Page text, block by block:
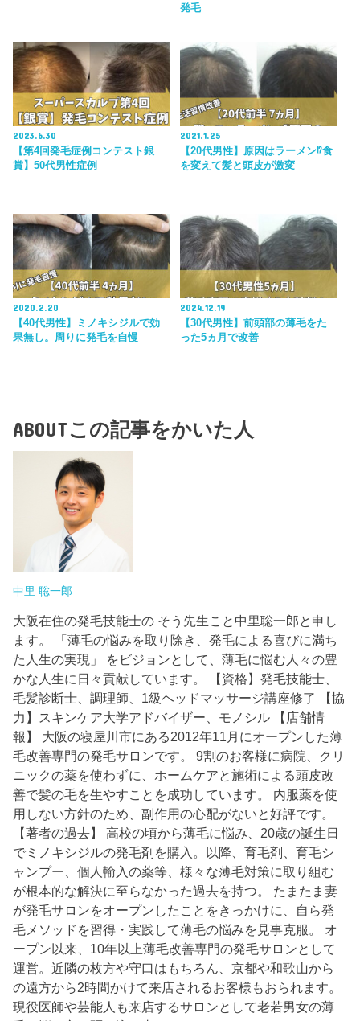
発毛
2023.6.30
【第4回発毛症例コンテスト銀
賞】50代男性症例
2021.1.25
【20代男性】原因はラーメン⁉食
を変えて髪と頭皮が激変
2020.2.20
【40代男性】ミノキシジルで効
果無し。周りに発毛を自慢
2024.12.19
【30代男性】前頭部の薄毛をた
った5ヵ月で改善
ABOUTこの記事をかいた人
中里 聡一郎
大阪在住の発毛技能士の そう先生こと中里聡一郎と申し
ます。 「薄毛の悩みを取り除き、発毛による喜びに満ち
た人生の実現」 をビジョンとして、薄毛に悩む人々の豊
かな人生に日々貢献しています。 【資格】発毛技能士、
毛髪診断士、調理師、1級ヘッドマッサージ講座修了 【協
力】スキンケア大学アドバイザー、モノシル 【店舗情
報】 大阪の寝屋川市にある2012年11月にオープンした薄
毛改善専門の発毛サロンです。 9割のお客様に病院、クリ
ニックの薬を使わずに、ホームケアと施術による頭皮改
善で髪の毛を生やすことを成功しています。 内服薬を使
用しない方針のため、副作用の心配がないと好評です。
【著者の過去】 高校の頃から薄毛に悩み、20歳の誕生日
でミノキシジルの発毛剤を購入。以降、育毛剤、育毛シ
ャンプー、個人輸入の薬等、様々な薄毛対策に取り組む
が根本的な解決に至らなかった過去を持つ。 たまたま妻
が発毛サロンをオープンしたことをきっかけに、自ら発
毛メソッドを習得・実践して薄毛の悩みを見事克服。 オ
ープン以来、10年以上薄毛改善専門の発毛サロンとして
運営。近隣の枚方や守口はもちろん、京都や和歌山から
の遠方から2時間かけて来店されるお客様もおられます。
現役医師や芸能人も来店するサロンとして老若男女の薄